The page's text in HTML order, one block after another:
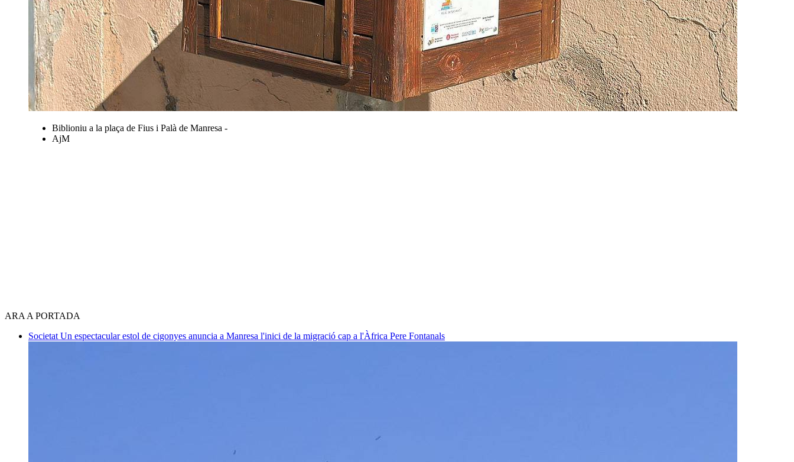
Biblioniu a la plaça de Fius i Palà de Manresa -
AjM
ARA A PORTADA
Societat Un espectacular estol de cigonyes anuncia a Manresa l'inici de la migració cap a l'Àfrica Pere Fontanals